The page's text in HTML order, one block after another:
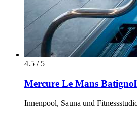
4.5 / 5
Mercure Le Mans
Innenpool, Sauna und